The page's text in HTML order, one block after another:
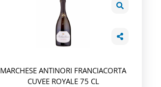
MARCHESE ANTINORI FRANCIACORTA
CUVEE ROYALE 75 CL